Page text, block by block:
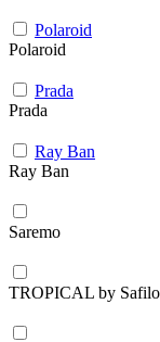
Polaroid
Polaroid
Prada
Prada
Ray Ban
Ray Ban
Saremo
TROPICAL by Safilo